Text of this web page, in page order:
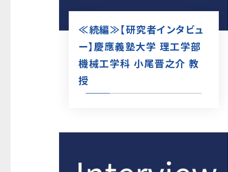
≪続編≫【研究者インタビュ
ー】慶應義塾大学 理工学部
機械工学科 小尾晋之介 教
授